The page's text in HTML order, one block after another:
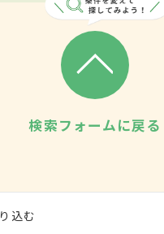
検索フォームに戻る
込む